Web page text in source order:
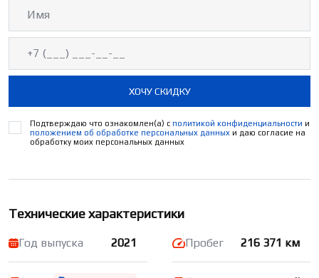
ХОЧУ СКИДКУ
Подтверждаю что ознакомлен(а) с политикой конфиденциальности и
положением об обработке персональных данных и даю согласие на
обработку моих персональных данных
Технические характеристики
Год выпуска 2021 Пробег 216 371 км